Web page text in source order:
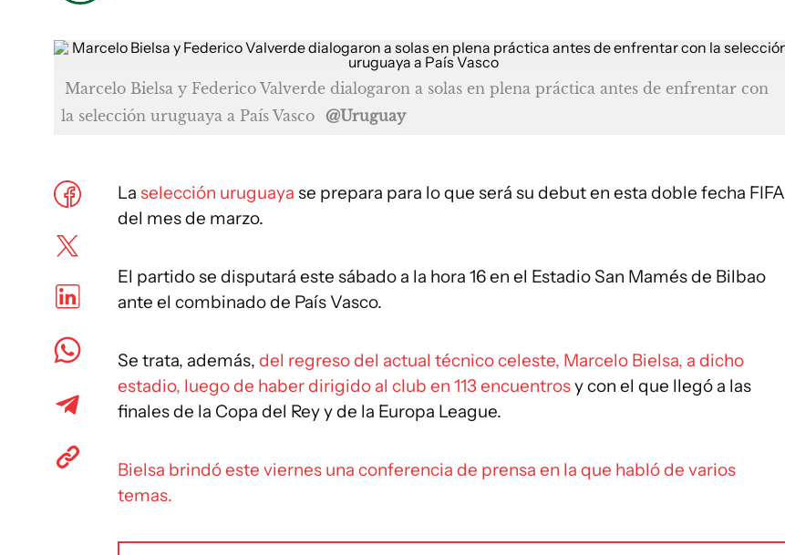
Marcelo Bielsa y Federico Valverde dialogaron a solas en plena práctica antes de enfrentar con
la selección uruguaya a País Vasco
@Uruguay
La selección uruguaya se prepara para lo que será su debut en esta doble fecha FIFA
del mes de marzo.
El partido se disputará este sábado a la hora 16 en el Estadio San Mamés de Bilbao
ante el combinado de País Vasco.
Se trata, además, del regreso del actual técnico celeste, Marcelo Bielsa, a dicho
estadio, luego de haber dirigido al club en 113 encuentrosy con el que llegó a las
finales de la Copa del Rey y de la Europa League.
Bielsa brindó este viernes una conferencia de prensa en la que habló de varios
temas.